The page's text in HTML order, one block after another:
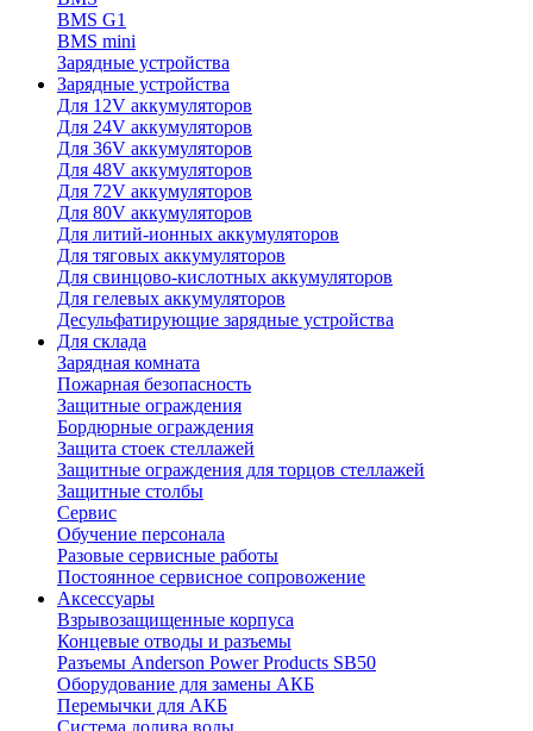
BMS G1
BMS mini
Зарядные устройства
Зарядные устройства
Для 12V аккумуляторов
Для 24V аккумуляторов
Для 36V аккумуляторов
Для 48V аккумуляторов
Для 72V аккумуляторов
Для 80V аккумуляторов
Для литий-ионных аккумуляторов
Для тяговых аккумуляторов
Для свинцово-кислотных аккумуляторов
Для гелевых аккумуляторов
Десульфатирующие зарядные устройства
Для склада
Зарядная комната
Пожарная безопасность
Защитные ограждения
Бордюрные ограждения
Защита стоек стеллажей
Защитные ограждения для торцов стеллажей
Защитные столбы
Сервис
Обучение персонала
Разовые сервисные работы
Постоянное сервисное сопровожение
Аксессуары
Взрывозащищенные корпуса
Концевые отводы и разъемы
Разъемы Anderson Power Products SB50
Оборудование для замены АКБ
Перемычки для АКБ
Система долива воды